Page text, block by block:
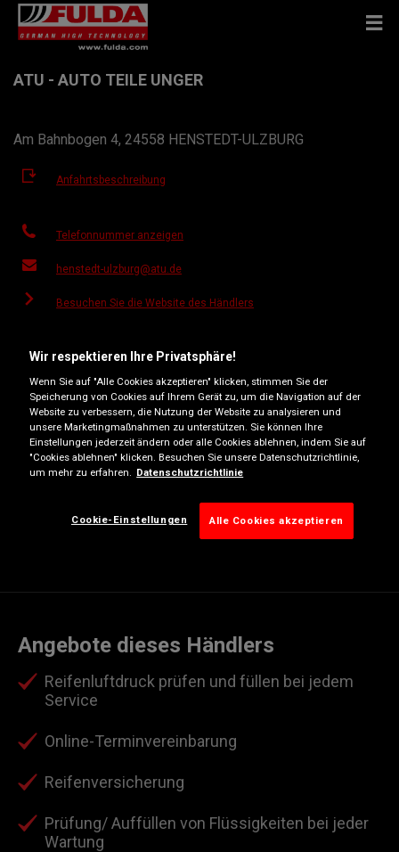
ATU - AUTO TEILE UNGER
Am Bahnbogen 4, 24558 HENSTEDT-ULZBURG
Anfahrtsbeschreibung
Telefonnummer anzeigen
henstedt-ulzburg@atu.de
Besuchen Sie die Website des Händlers
Dienstag
07:30
18:00
Mittwoch
07:30
18:00
Donnerstag
07:30
18:00
Freitag
07:30
08:00
16:00
Angebote dieses Händlers
Reifenluftdruck prüfen und füllen bei jedem
Service
Online-Terminvereinbarung
Reifenversicherung
Prüfung/ Auffüllen von Flüssigkeiten bei jeder
Wartung
Wir respektieren Ihre Privatsphäre!
Wenn Sie auf "Alle Cookies akzeptieren" klicken, stimmen Sie der
Speicherung von Cookies auf Ihrem Gerät zu, um die Navigation auf der
Website zu verbessern, die Nutzung der Website zu analysieren und
unsere Marketingmaßnahmen zu unterstützen. Sie können Ihre
Einstellungen jederzeit ändern oder alle Cookies ablehnen, indem Sie auf
"Cookies ablehnen" klicken. Besuchen Sie unsere Datenschutzrichtlinie,
um mehr zu erfahren.
Datenschutzrichtlinie
Cookie-Einstellungen Alle Cookies akzeptieren